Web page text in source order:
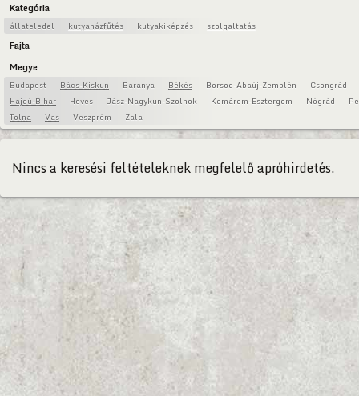
Kategória
állateledel kutyaházfűtés kutyakiképzés szolgaltatás
Fajta
Megye
Budapest Bács-Kiskun Baranya Békés Borsod-Abaúj-Zemplén
Csongrád
Hajdú-Bihar
Heves Jász-Nagykun-Szolnok Komárom-Esztergom Nógrád
Tolna
Vas Veszprém Zala
Nincs a keresési feltételeknek megfelelő apróhirdetés.